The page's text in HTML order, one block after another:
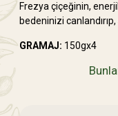
Frezya çiçeğinin,
bedeninizi
GRAMAJ: 150gx4